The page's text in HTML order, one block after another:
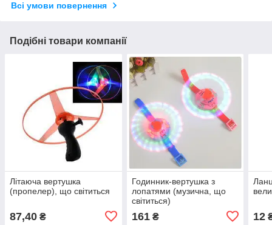
Всі умови повернення
Подібні товари компанії
Літаюча вертушка
(пропелер), що світиться
87,40 ₴
Годинник-вертушка з
лопатями (музична, що
світиться)
161₴ 12